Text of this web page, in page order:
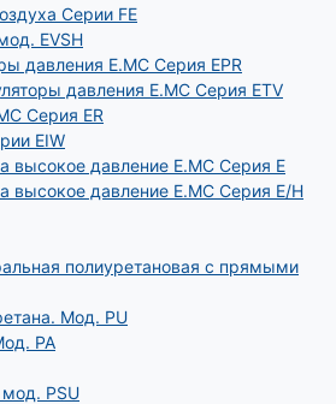
Серии FE
EVSH
давления E.MC Серия EPR
давления E.MC Серия ETV
Серия ER
EIW
высокое давление E.MC Серия E
высокое давление E.MC Серия E/H
полиуретановая с прямыми
Мод. РU
PA
PSU